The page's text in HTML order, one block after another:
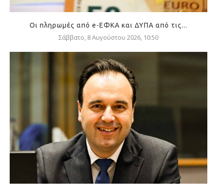
Οι πληρωμές από e-ΕΦΚΑ και ΔΥΠΑ από τις...
Σάββατο, 8 Αυγούστου 2026, 10:50